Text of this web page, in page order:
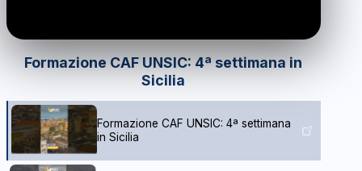
Formazione CAF UNSIC: 4ª settimana in
Sicilia
Formazione CAF UNSIC: 4ª settimana
in Sicilia